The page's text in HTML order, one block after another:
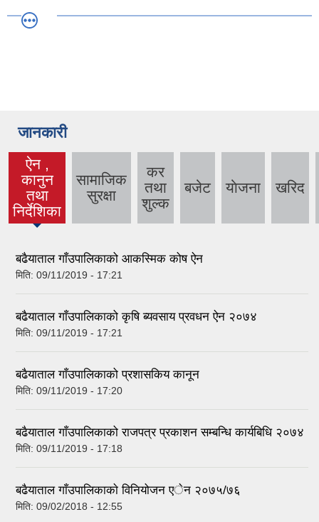
जानकारी
ऐन ,
कानुन
तथा
निर्देशिका
(active
tab)
सामाजिक
सुरक्षा
कर
तथा
शुल्क
बजेट याेजना खरिद
बढैयाताल गाँउपालिकाको आकस्मिक कोष ऐन
मिति: 09/11/2019 - 17:21
बढैयाताल गाँउपालिकाको कृषि ब्यवसाय प्रवधन ऐन २०७४
मिति: 09/11/2019 - 17:21
बढैयाताल गाँउपालिकाको प्रशासकिय कानून
मिति: 09/11/2019 - 17:20
बढैयाताल गाँउपालिकाको राजपत्र प्रकाशन सम्बन्धि कार्यबिधि २०७४
मिति: 09/11/2019 - 17:18
बढैयाताल गाँउपालिकाकाे विनियोजन एेन २०७५/७६
मिति: 09/02/2018 - 12:55